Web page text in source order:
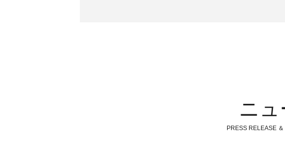
ニュ
PRESS RELEASE